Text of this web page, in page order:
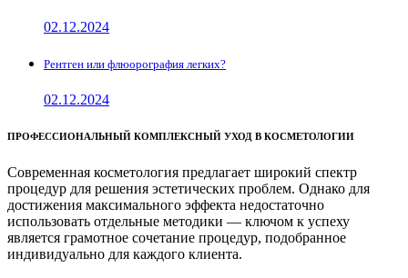
02.12.2024
Рентген или флюорография легких?
02.12.2024
ПРОФЕССИОНАЛЬНЫЙ КОМПЛЕКСНЫЙ УХОД В КОСМЕТОЛОГИИ
Современная косметология предлагает широкий спектр
процедур для решения эстетических проблем. Однако для
достижения максимального эффекта недостаточно
использовать отдельные методики — ключом к успеху
является грамотное сочетание процедур, подобранное
индивидуально для каждого клиента.